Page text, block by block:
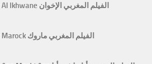
Film marocain Al Ikhwane الفيلم المغربي الإخوان
Film Marocain Marock الفيلم المغربي ماروك